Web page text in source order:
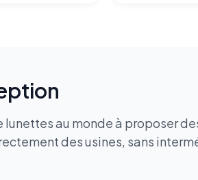
au monde à proposer
des usines, sans